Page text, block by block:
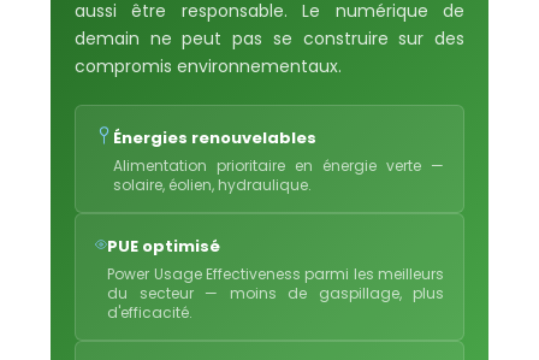
aussi être responsable. Le numérique de
demain ne peut pas se construire sur des
compromis environnementaux.
Énergies renouvelables
Alimentation prioritaire en énergie verte —
solaire, éolien, hydraulique.
PUE optimisé
Power Usage Effectiveness parmi les meilleurs
du secteur — moins de gaspillage, plus
d'efficacité.